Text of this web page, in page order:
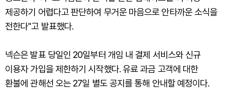
제공하기 어렵다고 판단하여 무거운 마음으로 안타까운 소식을
전한다"고 발표했다.
넥슨은 발표 당일인 20일부터 개임 내 결제 서비스와 신규
이용자 가입을 제한하기 시작했다. 유료 과금 고객에 대한
환불에 관해선 오는 27일 별도 공지를 통해 안내할 예정이다.